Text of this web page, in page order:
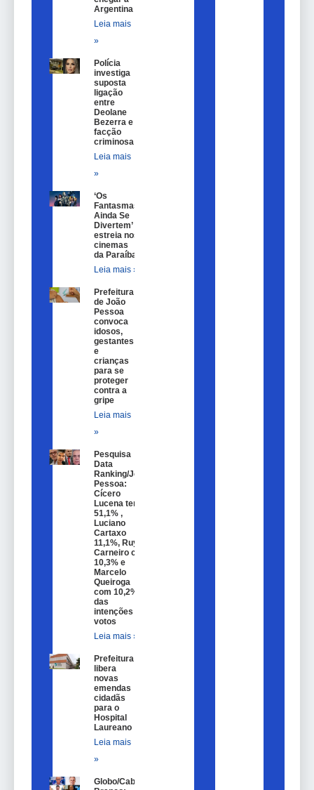
Argentina
Leia mais
»
Polícia
investiga
suposta
ligação
entre
Deolane
Bezerra e
facção
criminosa
Leia mais
»
‘Os
Fantasmas
Ainda Se
Divertem’
estreia nos
cinemas
da Paraíba
Leia mais »
Prefeitura
de João
Pessoa
convoca
idosos,
gestantes
e
crianças
para se
proteger
contra a
gripe
Leia mais
»
Pesquisa
Data
Ranking/João
Pessoa:
Cícero
Lucena tem
51,1% ,
Luciano
Cartaxo
11,1%, Ruy
Carneiro com
10,3% e
Marcelo
Queiroga
com 10,2%
das
intenções de
votos
Leia mais »
Prefeitura
libera
novas
emendas
cidadãs
para o
Hospital
Laureano
Leia mais
»
Globo/Cabo